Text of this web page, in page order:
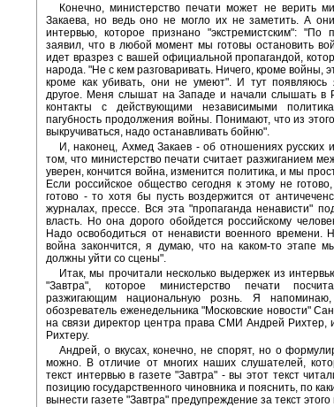
Конечно, министерство печати может не верить
Закаева, но ведь оно не могло их не заметить. А
интервью, которое признано "экстремистским": "По
заявил, что в любой момент мы готовы остановить
идет вразрез с вашей официальной пропагандой,
народа. "Не с кем разговаривать. Ничего, кроме войны,
кроме как убивать, они не умеют". И тут
другое. Меня слышат на Западе и начали слышать в
контакты с действующими независимыми
пагубность продолжения войны. Понимают, что из
выкручиваться, надо останавливать бойню".
И, наконец, Ахмед Закаев - об отношениях русских
том, что министерство печати считает разжиганием
уверен, кончится война, изменится политика, и мы
Если российское общество сегодня к этому не
готово - то хотя бы пусть воздержится от
журналах, прессе. Вся эта "пропаганда ненависти"
власть. Но она дорого обойдется российскому
Надо освободиться от ненависти военного времени.
война закончится, я думаю, что на каком-то этапе
должны уйти со сцены".
Итак, мы прочитали несколько выдержек из
"Завтра", которое министерство печати
разжигающим национальную рознь. Я
обозреватель еженедельника "Московские новости"
на связи директор центра права СМИ Андрей
Рихтеру.
Андрей, о вкусах, конечно, не спорят, но о
можно. В отличие от многих наших слушателей,
текст интервью в газете "Завтра" - вы этот текст
позицию государственного чиновника и пояснить, по
вынести газете "Завтра" предупреждение за текст этого